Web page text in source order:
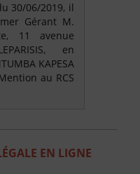
30/06/2019, il
Gérant M.
11 avenue
en
KAPESA
au RCS
EN LIGNE